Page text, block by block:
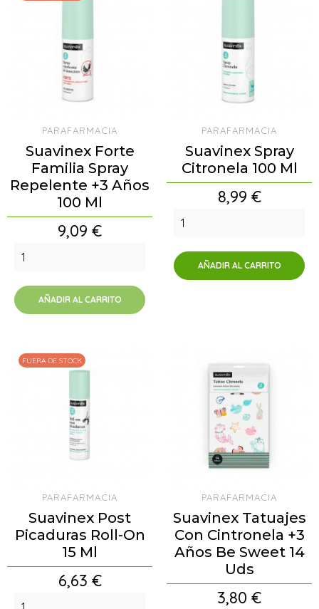
PARAFARMACIA
Suavinex Forte
Familia Spray
Repelente +3 Años
100 Ml
Precio
9,09 €
AÑADIR AL CARRITO
PARAFARMACIA
Suavinex Spray
Citronela 100 Ml
Precio
8,99 €
AÑADIR AL CARRITO
PARAFARMACIA
Suavinex Post
Picaduras Roll-On
15 Ml
Precio
6,63 €
FUERA DE STOCK
PARAFARMACIA
Suavinex Tatuajes
Con Cintronela +3
Años Be Sweet 14
Uds
Precio
3,80 €